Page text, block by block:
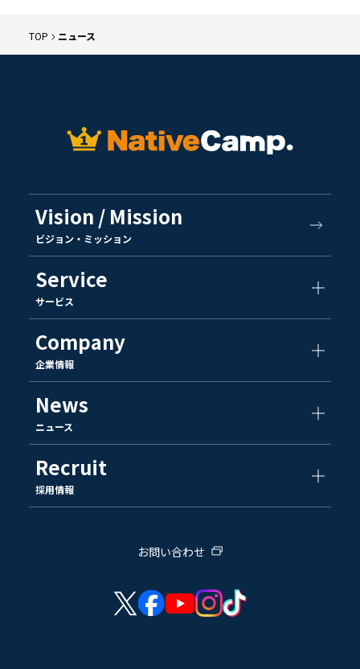
TOP ニュース
Vision / Mission
ビジョン・ミッション
Service
サービス
Company
企業情報
News
ニュース
Recruit
採用情報
お問い合わせ